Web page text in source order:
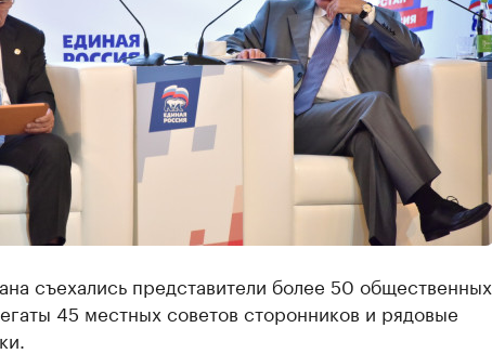
съехались ​представители более 50 общественных
45 местных советов сторонников и рядовые